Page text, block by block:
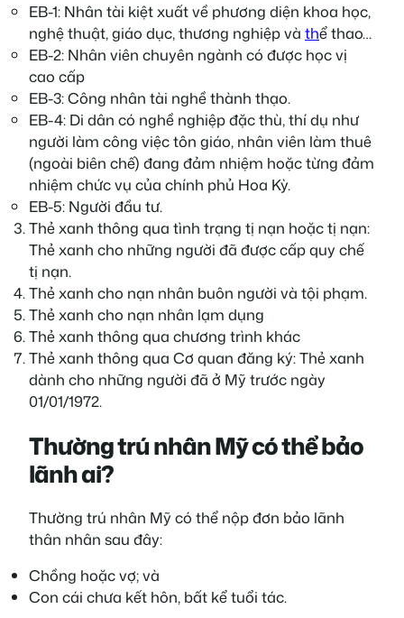
EB-1: Nhân tài kiệt xuất về phương diện khoa học,
nghệ thuật, giáo dục, thương nghiệp và thể thao…
EB-2: Nhân viên chuyên ngành có được học vị
cao cấp
EB-3: Công nhân tài nghề thành thạo.
EB-4: Di dân có nghề nghiệp đặc thù, thí dụ như
người làm công việc tôn giáo, nhân viên làm thuê
(ngoài biên chế) đang đảm nhiệm hoặc từng đảm
nhiệm chức vụ của chính phủ Hoa Kỳ.
EB-5: Người đầu tư.
Thẻ xanh thông qua tình trạng tị nạn hoặc tị nạn:
Thẻ xanh cho những người đã được cấp quy chế
tị nạn.
Thẻ xanh cho nạn nhân buôn người và tội phạm.
Thẻ xanh cho nạn nhân lạm dụng
Thẻ xanh thông qua chương trình khác
Thẻ xanh thông qua Cơ quan đăng ký: Thẻ xanh
dành cho những người đã ở Mỹ trước ngày
01/01/1972.
Thường trú nhân Mỹ có thể bảo
lãnh ai?
Thường trú nhân Mỹ có thể nộp đơn bảo lãnh
thân nhân sau đây:
Chồng hoặc vợ; và
Con cái chưa kết hôn, bất kể tuổi tác.